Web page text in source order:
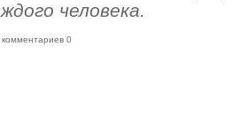
человека.
комментариев 0